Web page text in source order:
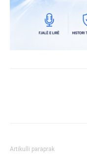
Artikulli paraprak